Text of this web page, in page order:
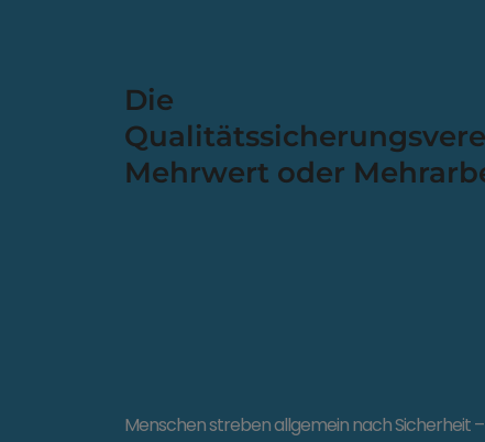
Die
Mehrwert oder
Menschen streben allgemein nach Sicherheit